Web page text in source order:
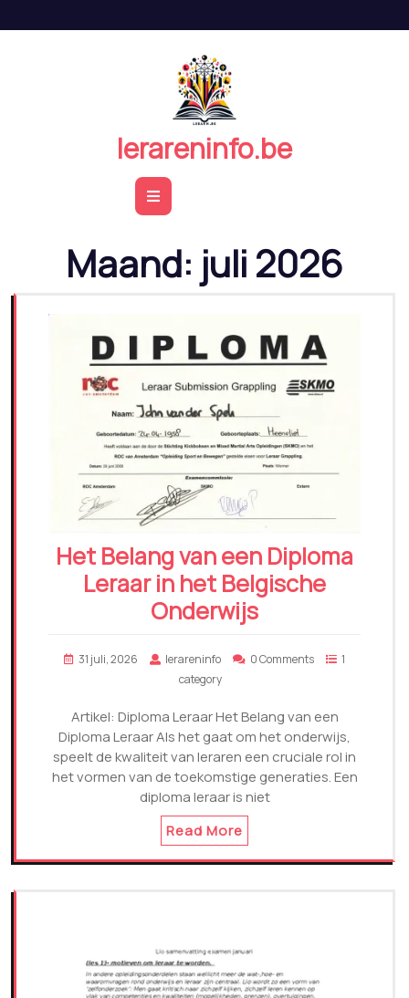
de
lerareninfo.be
Open
Maand: juli 2026
Het Belang van een Diploma
Leraar in het Belgische
Onderwijs
31 juli, 2026 lerareninfo 0 Comments
1
category
Artikel: Diploma Leraar Het Belang van een
Diploma Leraar Als het gaat om het onderwijs,
speelt de kwaliteit van leraren een cruciale rol in
het vormen van de toekomstige generaties. Een
diploma leraar is niet
Read More